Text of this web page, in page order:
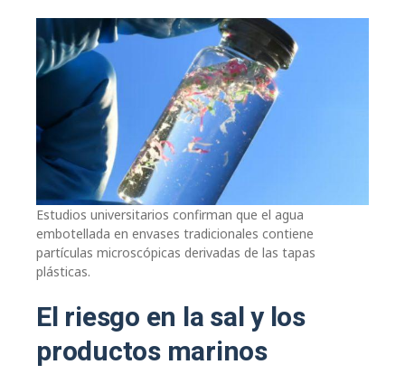
Estudios universitarios confirman que el agua
embotellada en envases tradicionales contiene
partículas microscópicas derivadas de las tapas
plásticas.
El riesgo en la sal y los
productos marinos